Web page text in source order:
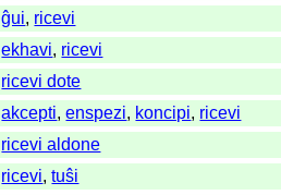
ĝui, ricevi
ekhavi, ricevi
ricevi dote
akcepti,enspezi, koncipi, ricevi
ricevi aldone
ricevi,tuŝi